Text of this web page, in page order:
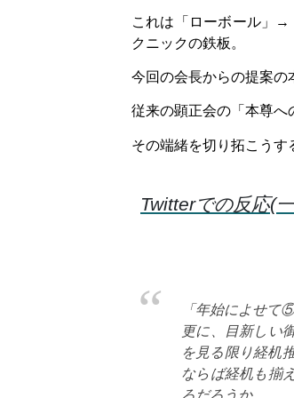
これは「ローボール」→
クニックの鉄板。
今回の会長からの提案の
従来の顕正会の「本尊へ
その端緒を切り拓こうす
Twitterでの反応(
「年始によせて⑤
更に、目新しい
を見る限り経机
ならば経机も揃
ろだろうか。